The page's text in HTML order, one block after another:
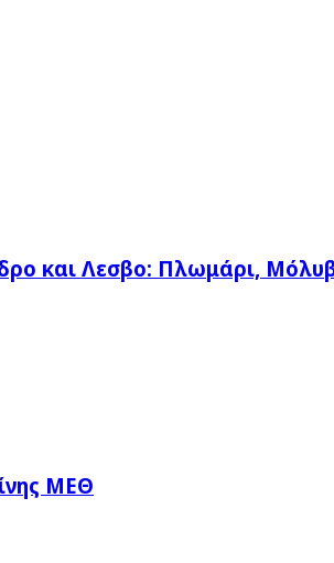
και Λεσβο: Πλωμάρι,
ΜΕΘ